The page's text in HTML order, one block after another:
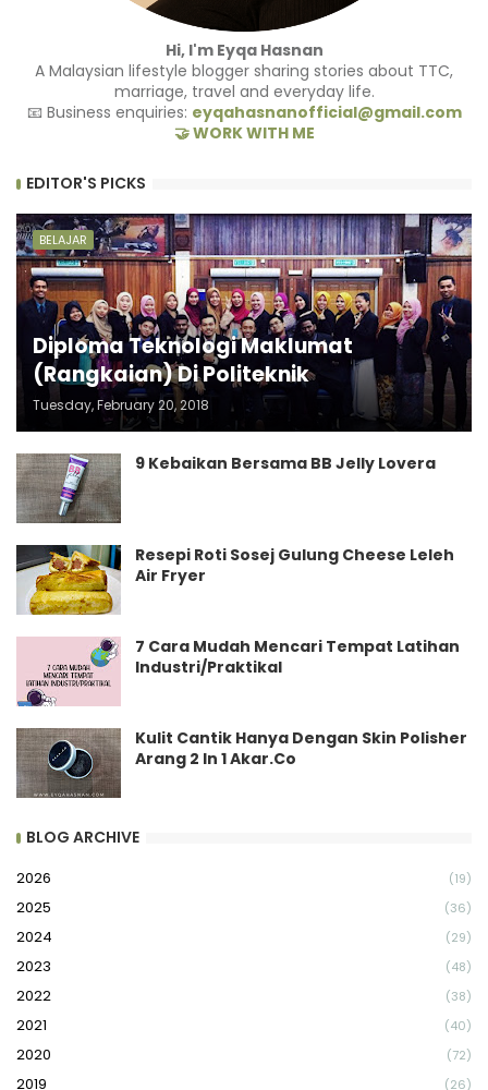
Hi, I'm Eyqa Hasnan
A Malaysian lifestyle blogger sharing stories about TTC,
marriage, travel and everyday life.
📧 Business enquiries: eyqahasnanofficial@gmail.com
🤝 WORK WITH ME
EDITOR'S PICKS
BELAJAR
Diploma Teknologi Maklumat
(Rangkaian) Di Politeknik
Tuesday, February 20, 2018
9 Kebaikan Bersama BB Jelly Lovera
Resepi Roti Sosej Gulung Cheese Leleh
Air Fryer
7 Cara Mudah Mencari Tempat Latihan
Industri/Praktikal
Kulit Cantik Hanya Dengan Skin Polisher
Arang 2 In 1 Akar.Co
BLOG ARCHIVE
2026 (19)
2025 (36)
2024 (29)
2023 (48)
2022 (38)
2021 (40)
2020 (72)
2019 (26)